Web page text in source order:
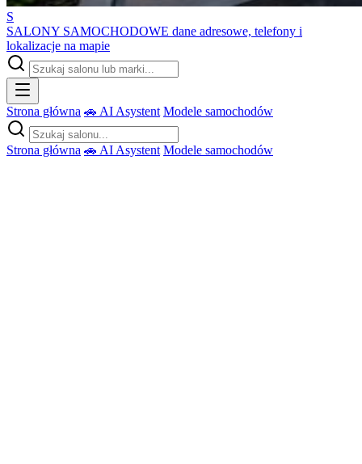
S
SALONY SAMOCHODOWE dane adresowe, telefony i
lokalizacje na mapie
Strona główna 🚗 AI Asystent Modele samochodów
Strona główna 🚗 AI Asystent Modele samochodów